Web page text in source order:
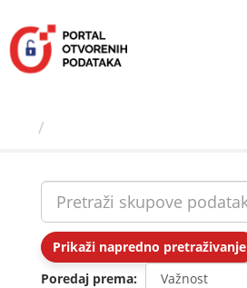
sadržaj
Prikaži napredno pretraživanje
Poredaj prema